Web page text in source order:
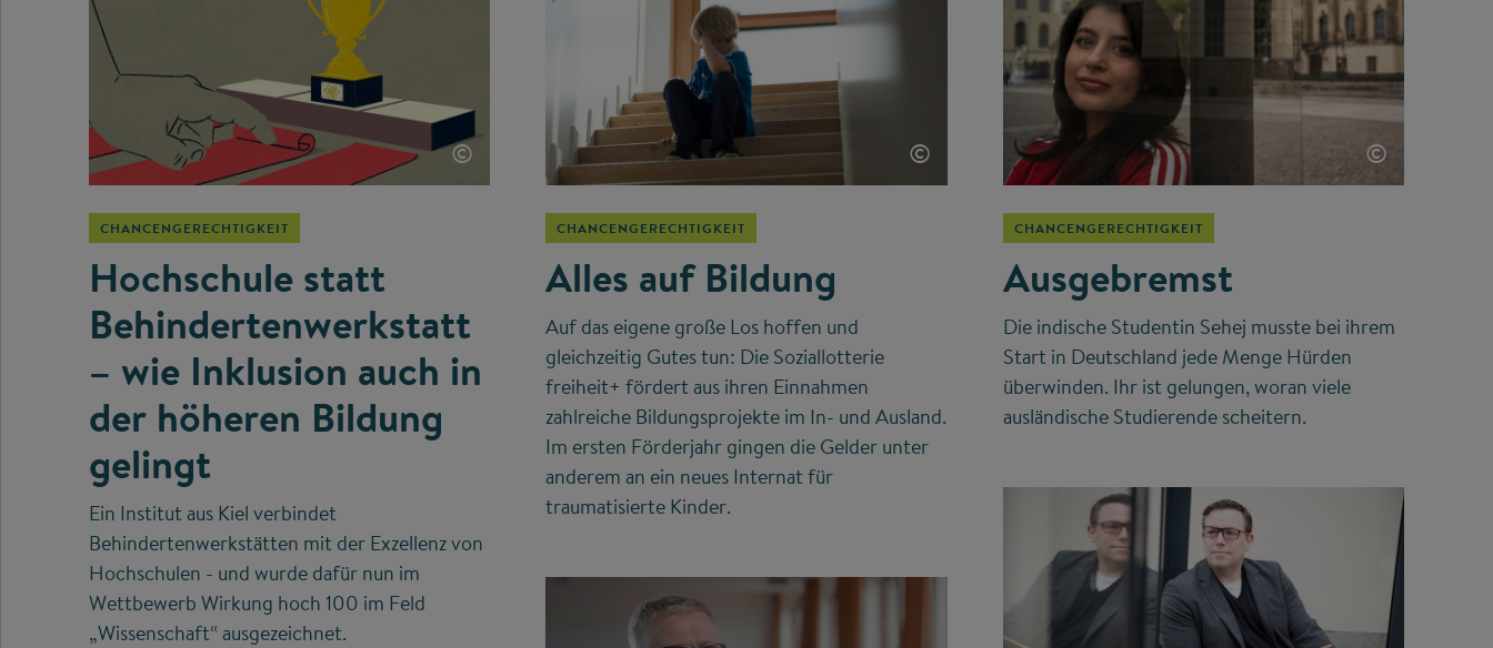
©
CHANCENGERECHTIGKEIT
Hochschule statt
Behindertenwerkstatt
– wie Inklusion auch in
der höheren Bildung
gelingt
Ein Institut aus Kiel verbindet
Behindertenwerkstätten mit der Exzellenz von
Hochschulen - und wurde dafür nun im
Wettbewerb Wirkung hoch 100 im Feld
„Wissenschaft“ ausgezeichnet.
©
CHANCENGERECHTIGKEIT
Alles auf Bildung
Auf das eigene große Los hoffen und
gleichzeitig Gutes tun: Die Soziallotterie
freiheit+ fördert aus ihren Einnahmen
zahlreiche Bildungsprojekte im In- und Ausland.
Im ersten Förderjahr gingen die Gelder unter
anderem an ein neues Internat für
traumatisierte Kinder.
©
CHANCENGERECHTIGKEIT
Ausgebremst
Die indische Studentin Sehej musste bei ihrem
Start in Deutschland jede Menge Hürden
überwinden. Ihr ist gelungen, woran viele
ausländische Studierende scheitern.